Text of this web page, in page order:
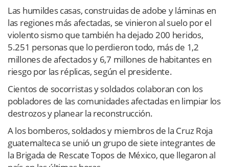
Las humildes casas, construidas de adobe y láminas en
las regiones más afectadas, se vinieron al suelo por el
violento sismo que también ha dejado 200 heridos,
5.251 personas que lo perdieron todo, más de 1,2
millones de afectados y 6,7 millones de habitantes en
riesgo por las réplicas, según el presidente.
Cientos de socorristas y soldados colaboran con los
pobladores de las comunidades afectadas en limpiar los
destrozos y planear la reconstrucción.
A los bomberos, soldados y miembros de la Cruz Roja
guatemalteca se unió un grupo de siete integrantes de
la Brigada de Rescate Topos de México, que llegaron al